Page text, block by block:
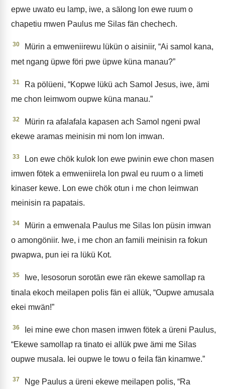
epwe uwato eu lamp, iwe, a sälong lon ewe ruum o
chapetiu mwen Paulus me Silas fän chechech.
30
Mürin a emweniirewu lükün o aisiniir, “Ai samol kana,
met ngang üpwe föri pwe üpwe küna manau?”
31
Ra pölüeni, “Kopwe lükü ach Samol Jesus, iwe, ämi
me chon leimwom oupwe küna manau.”
32
Mürin ra afalafala kapasen ach Samol ngeni pwal
ekewe aramas meinisin mi nom lon imwan.
33
Lon ewe chök kulok lon ewe pwinin ewe chon masen
imwen fötek a emweniirela lon pwal eu ruum o a limeti
kinaser kewe. Lon ewe chök otun i me chon leimwan
meinisin ra papatais.
34
Mürin a emwenala Paulus me Silas lon püsin imwan
o amongöniir. Iwe, i me chon an famili meinisin ra fokun
pwapwa, pun iei ra lükü Kot.
35
Iwe, lesosorun sorotän ewe rän ekewe samollap ra
tinala ekoch meilapen polis fän ei allük, “Oupwe amusala
ekei mwän!”
36
Iei mine ewe chon masen imwen fötek a üreni Paulus,
“Ekewe samollap ra tinato ei allük pwe ämi me Silas
oupwe musala. Iei oupwe le towu o feila fän kinamwe.”
37
Nge Paulus a üreni ekewe meilapen polis, “Ra